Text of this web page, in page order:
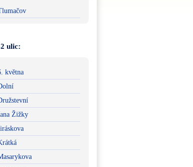
ulic:
května
Žižky